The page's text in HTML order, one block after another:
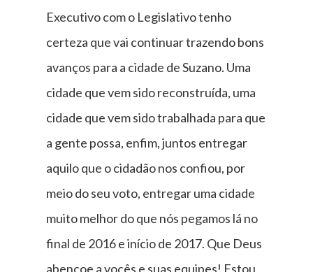
Executivo com o Legislativo tenho
certeza que vai continuar trazendo bons
avanços para a cidade de Suzano. Uma
cidade que vem sido reconstruída, uma
cidade que vem sido trabalhada para que
a gente possa, enfim, juntos entregar
aquilo que o cidadão nos confiou, por
meio do seu voto, entregar uma cidade
muito melhor do que nós pegamos lá no
final de 2016 e início de 2017. Que Deus
abençoe a vocês e suas equipes! Estou